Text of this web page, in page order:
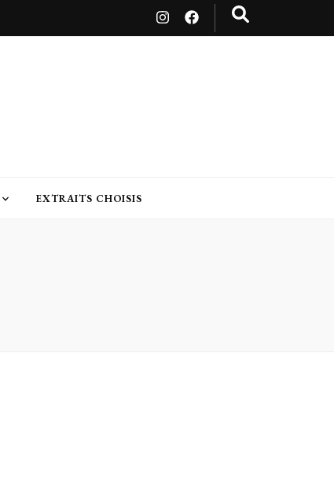
EXTRAITS CHOISIS